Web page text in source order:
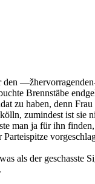
den
Brennstäbe
zu haben, denn
zumindest ist sie
ja für ihn
als der geschasste